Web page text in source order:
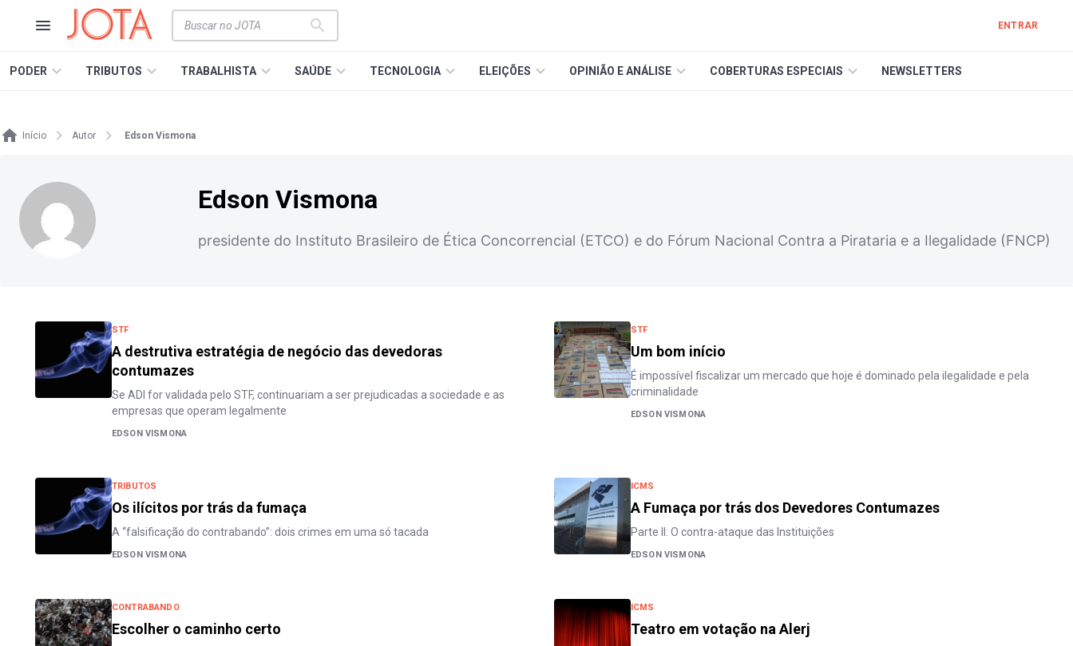
ENTRAR
PODER TRIBUTOS TRABALHISTA SAÚDE TECNOLOGIA ELEIÇÕES OPINIÃO E ANÁLISE COBERTURAS ESPECIAIS NEWSLETTERS
Início Autor Edson Vismona
Edson Vismona
presidente do Instituto Brasileiro de Ética Concorrencial (ETCO) e do Fórum Nacional Contra a Pirataria e a Ilegalidade (FNCP)
STF
A destrutiva estratégia de negócio das devedoras
contumazes
Se ADI for validada pelo STF, continuariam a ser prejudicadas a sociedade e as
empresas que operam legalmente
EDSON VISMONA
STF
Um bom início
É impossível fiscalizar um mercado que hoje é dominado pela ilegalidade e pela
criminalidade
EDSON VISMONA
TRIBUTOS
Os ilícitos por trás da fumaça
A “falsificação do contrabando”: dois crimes em uma só tacada
EDSON VISMONA
ICMS
A Fumaça por trás dos Devedores Contumazes
Parte II: O contra-ataque das Instituições
EDSON VISMONA
CONTRABANDO
Escolher o caminho certo
ICMS
Teatro em votação na Alerj